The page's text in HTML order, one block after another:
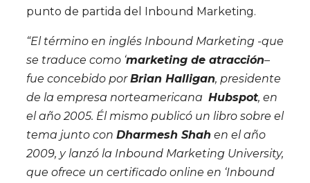
punto de partida del Inbound Marketing.
“El término en inglés Inbound Marketing -que
se traduce como ‘marketing de atracción–
fue concebido porBrian Halligan, presidente
de la empresa norteamericana Hubspot, en
el año 2005. Él mismo publicó un libro sobre el
tema junto con Dharmesh Shah en el año
2009, y lanzó la Inbound Marketing University,
que ofrece un certificado online en ‘Inbound